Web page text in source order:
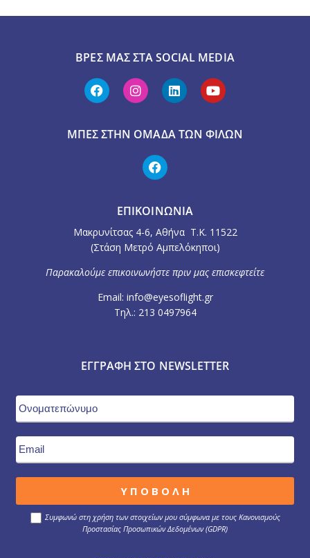
ΒΡΕΣ ΜΑΣ ΣΤΑ SOCIAL MEDIA
ΜΠΕΣ ΣΤΗΝ ΟΜΆΔΑ ΤΩΝ ΦΊΛΩΝ
ΕΠΙΚΟΙΝΩΝΙΑ
Μακρυνίτσας 4-6, Αθήνα Τ.Κ. 11522
(Στάση Μετρό Αμπελόκηποι)
Παρακαλούμε επικοινωνήστε πριν μας επισκεφτείτε
Email: info@eyesoflight.gr
Τηλ.: 213 0497964
ΕΓΓΡΑΦΉ ΣΤΟ NEWSLETTER
Συμφωνώ στη χρήση των στοιχείων μου σύμφωνα με τους Κανονισμούς
Προστασίας Προσωπικών Δεδομένων (GDPR)